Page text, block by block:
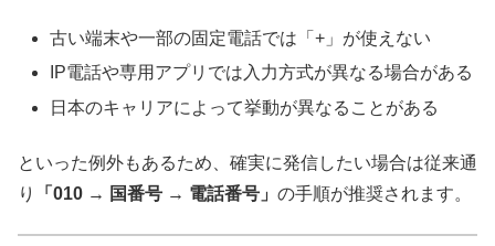
古い端末や一部の固定電話では「+」が使えない
IP電話や専用アプリでは入力方式が異なる場合がある
日本のキャリアによって挙動が異なることがある
といった例外もあるため、確実に発信したい場合は従来通
り
「010 → 国番号 → 電話番号」 の手順が推奨されます。